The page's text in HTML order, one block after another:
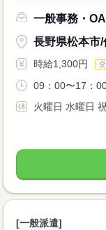
一般事務・
長野県松本市/
時給1,300円
09：00〜17：
火曜日 水曜日
[一般派遣]